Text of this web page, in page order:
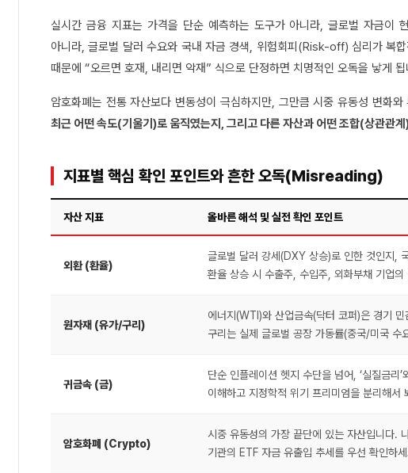
실시간 금융 지표는 가격을 단순 예측하는 도구가 아니라, 글로벌 자금이
아니라, 글로벌 달러 수요와 국내 자금 경색, 위험회피(Risk-off) 심리가 복
때문에 “오르면 호재, 내리면 악재” 식으로 단정하면 치명적인 오독을 낳게 됩
암호화폐는 전통 자산보다 변동성이 극심하지만, 그만큼 시중 유동성 변화
최근 어떤 속도(기울기)로 움직였는지, 그리고 다른 자산과 어떤 조합(상관관계
지표별 핵심 확인 포인트와 흔한 오독(Misreading)
자산 지표 올바른 해석 및 실전 확인 포인트
외환 (환율)
글로벌 달러 강세(DXY 상승)로 인한 것인지,
환율 상승 시 수출주, 수입주, 외화부채 기업
원자재 (유가/구리)
에너지(WTI)와 산업금속(닥터 코퍼)은 경기
구리는 실제 글로벌 공장 가동률(중국/미국 수
귀금속 (금)
단순 인플레이션 헷지 수단을 넘어, ‘실질금리
이해하고 지정학적 위기 프리미엄을 분리해서
암호화폐 (Crypto)
시중 유동성의 가장 끝단에 있는 자산입니다.
기관의 ETF 자금 유출입 추세를 우선 확인하